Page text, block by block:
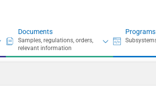
Documents Programs